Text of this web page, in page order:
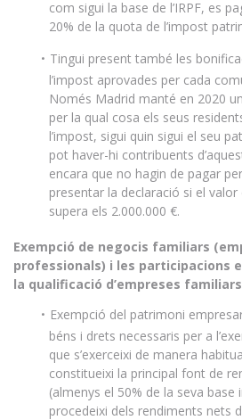
com sigui la base de l’IRPF, es
20% de la quota de l’impost
Tingui present també les
l’impost aprovades per cada
Només Madrid manté en 2020
per la qual cosa els seus
l’impost, sigui quin sigui el seu
pot haver-hi contribuents
encara que no hagin de pagar
presentar la declaració si el
supera els 2.000.000 €.
Exempció de negocis familiars
professionals) i les participacions
la qualificació d’empreses familiars
Exempció del patrimoni
béns i drets necessaris per a
que s’exerceixi de manera
constitueixi la principal font de
(almenys el 50% de la seva base
procedeixi dels rendiments nets